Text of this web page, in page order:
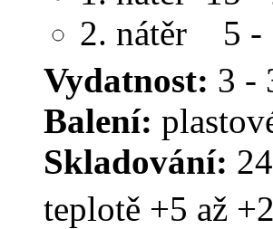
2. nátěr 5 -
Vydatnost: 3 -
Balení:
Skladování:
teplotě +5 až